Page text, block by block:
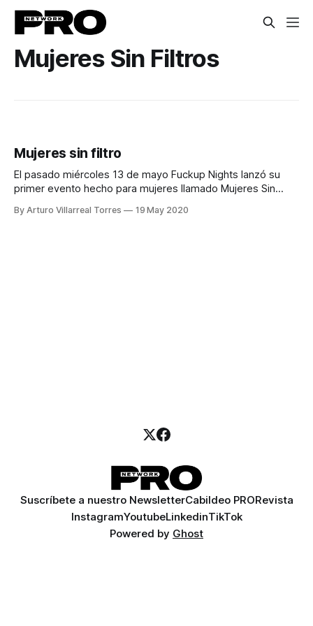
Mujeres Sin Filtros
Mujeres sin filtro
El pasado miércoles 13 de mayo Fuckup Nights lanzó su
primer evento hecho para mujeres llamado Mujeres Sin
historias de fracasos contadas por tres grandes mujeres.
By Arturo Villarreal Torres 19 May 2020
Suscríbete a nuestro NewsletterCabildeo PRORevista
InstagramYoutubeLinkedinTikTok
Powered by Ghost